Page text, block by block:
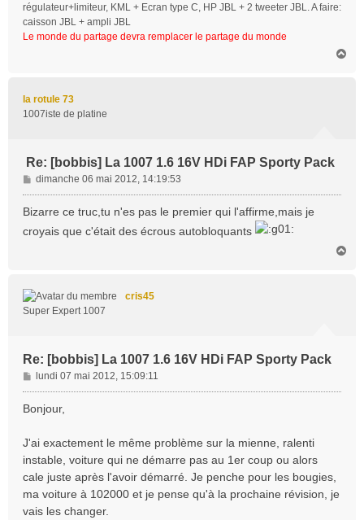
régulateur+limiteur, KML + Ecran type C, HP JBL + 2 tweeter JBL. A faire:
caisson JBL + ampli JBL
Le monde du partage devra remplacer le partage du monde
la rotule 73
1007iste de platine
Re: [bobbis] La 1007 1.6 16V HDi FAP Sporty Pack
M
e
s
a
dimanche 06 mai 2012, 14:19:53
Bizarre ce truc,tu n'es pas le premier qui l'affirme,mais je
croyais que c'était des écrous autobloquants
cris45
Super Expert 1007
Re: [bobbis] La 1007 1.6 16V HDi FAP Sporty Pack
M
e
g
e
lundi 07 mai 2012, 15:09:11
Bonjour,
J'ai exactement le même problème sur la mienne, ralenti
instable, voiture qui ne démarre pas au 1er coup ou alors
cale juste après l'avoir démarré. Je penche pour les bougies,
ma voiture à 102000 et je pense qu'à la prochaine révision, je
vais les changer.